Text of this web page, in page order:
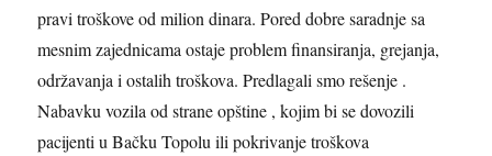
pravi troškove od milion dinara. Pored dobre saradnje sa
mesnim zajednicama ostaje problem finansiranja, grejanja,
održavanja i ostalih troškova. Predlagali smo rešenje .
Nabavku vozila od strane opštine , kojim bi se dovozili
pacijenti u Bačku Topolu ili pokrivanje troškova